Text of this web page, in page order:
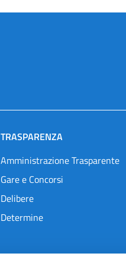
TRASPARENZA
Amministrazione Trasparente
Gare e Concorsi
Delibere
Determine